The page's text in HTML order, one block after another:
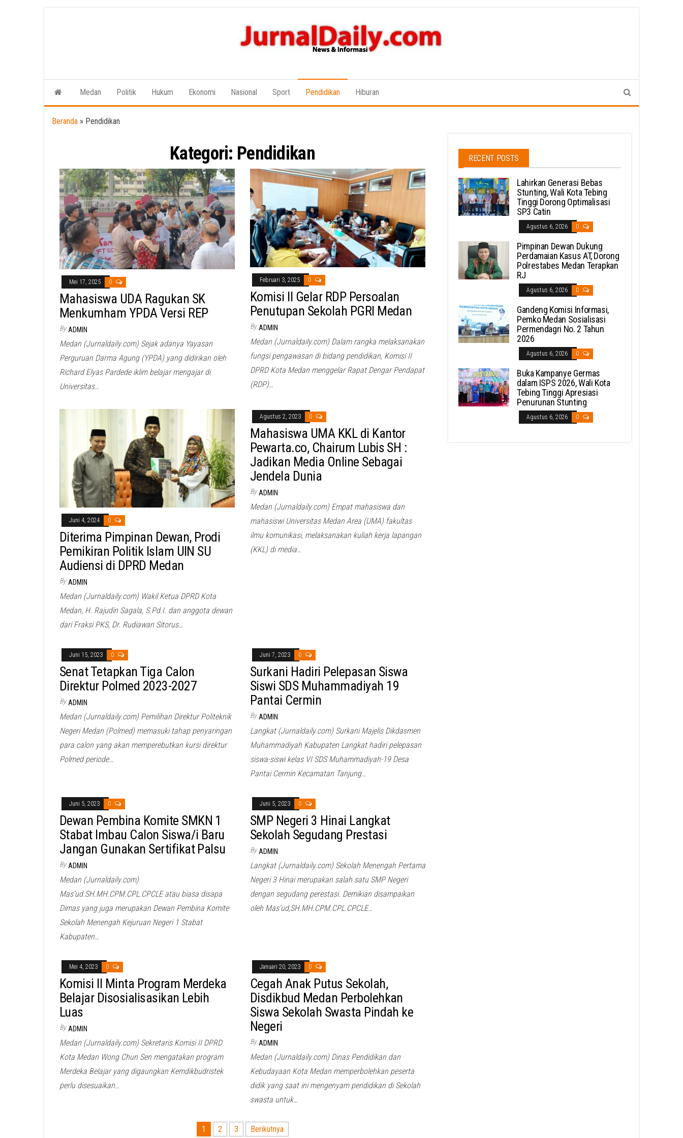
Informasi
Medan Politik Hukum Ekonomi Nasional Sport Pendidikan Hiburan
Beranda » Pendidikan
Kategori: Pendidikan
Mei 17, 2025 0
Mahasiswa UDA Ragukan SK
Menkumham YPDA Versi REP
By ADMIN
Medan (Jurnaldaily.com) Sejak adanya Yayasan
Perguruan Darma Agung (YPDA) yang didirikan oleh
Richard Elyas Pardede iklim belajar mengajar di
Universitas…
Februari 3, 2025 0
Komisi II Gelar RDP Persoalan
Penutupan Sekolah PGRI Medan
By ADMIN
Medan (Jurnaldaily.com) Dalam rangka melaksanakan
fungsi pengawasan di bidang pendidikan, Komisi II
DPRD Kota Medan menggelar Rapat Dengar Pendapat
(RDP)…
Juni 4, 2024 0
Diterima Pimpinan Dewan, Prodi
Pemikiran Politik Islam UIN SU
Audiensi di DPRD Medan
By ADMIN
Medan (Jurnaldaily.com) Wakil Ketua DPRD Kota
Medan, H. Rajudin Sagala, S.Pd.I. dan anggota dewan
dari Fraksi PKS, Dr. Rudiawan Sitorus…
Agustus 2, 2023 0
Mahasiswa UMA KKL di Kantor
Pewarta.co, Chairum Lubis SH :
Jadikan Media Online Sebagai
Jendela Dunia
By ADMIN
Medan (Jurnaldaily.com) Empat mahasiswa dan
mahasiswi Universitas Medan Area (UMA) fakultas
ilmu komunikasi, melaksanakan kuliah kerja lapangan
(KKL) di media…
Juni 15, 2023 0
Senat Tetapkan Tiga Calon
Direktur Polmed 2023-2027
By ADMIN
Medan (Jurnaldaily.com) Pemilihan Direktur Politeknik
Negeri Medan (Polmed) memasuki tahap penyaringan
para calon yang akan memperebutkan kursi direktur
Polmed periode…
Juni 7, 2023 0
Surkani Hadiri Pelepasan Siswa
Siswi SDS Muhammadiyah 19
Pantai Cermin
By ADMIN
Langkat (Jurnaldaily.com) Surkani Majelis Dikdasmen
Muhammadiyah Kabupaten Langkat hadiri pelepasan
siswa-siswi kelas VI SDS Muhammadiyah-19 Desa
Pantai Cermin Kecamatan Tanjung…
Juni 5, 2023 0
Dewan Pembina Komite SMKN 1
Stabat Imbau Calon Siswa/i Baru
Jangan Gunakan Sertifikat Palsu
By ADMIN
Medan (Jurnaldaily.com)
Mas’ud.SH.MH.CPM.CPL.CPCLE atau biasa disapa
Dimas yang juga merupakan Dewan Pembina Komite
Sekolah Menengah Kejuruan Negeri 1 Stabat
Kabupaten…
Juni 5, 2023 0
SMP Negeri 3 Hinai Langkat
Sekolah Segudang Prestasi
By ADMIN
Langkat (Jurnaldaily.com) Sekolah Menengah Pertama
Negeri 3 Hinai merupakan salah satu SMP Negeri
dengan segudang perestasi. Demikian disampaikan
oleh Mas’ud,SH.MH.CPM.CPL.CPCLE…
Mei 4, 2023 0
Komisi II Minta Program Merdeka
Belajar Disosialisasikan Lebih
Luas
By ADMIN
Medan (Jurnaldaily.com) Sekretaris Komisi II DPRD
Kota Medan Wong Chun Sen mengatakan program
Merdeka Belajar yang digaungkan Kemdikbudristek
perlu disesuaikan…
Januari 20, 2023 0
Cegah Anak Putus Sekolah,
Disdikbud Medan Perbolehkan
Siswa Sekolah Swasta Pindah ke
Negeri
By ADMIN
Medan (Jurnaldaily.com) Dinas Pendidikan dan
Kebudayaan Kota Medan memperbolehkan peserta
didik yang saat ini mengenyam pendidikan di Sekolah
swasta untuk…
1 2 3 Berikutnya
RECENT POSTS
Lahirkan Generasi Bebas
Stunting, Wali Kota Tebing
Tinggi Dorong Optimalisasi
SP3 Catin
Agustus 6, 2026 0
Pimpinan Dewan Dukung
Perdamaian Kasus AT, Dorong
Polrestabes Medan Terapkan
RJ
Agustus 6, 2026 0
Gandeng Komisi Informasi,
Pemko Medan Sosialisasi
Permendagri No. 2 Tahun
2026
Agustus 6, 2026 0
Buka Kampanye Germas
dalam ISPS 2026, Wali Kota
Tebing Tinggi Apresiasi
Penurunan Stunting
Agustus 6, 2026 0